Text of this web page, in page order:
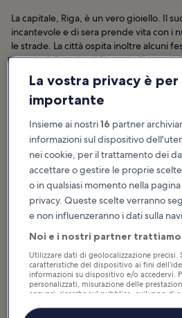
La capitale, Riga, è un vero gioiello. Il
incantevole e di sera prende vita con i
le strade. La città ospita inoltre alcuni
Ammira il Castello di Riga e la Chiesa di
campanile, potrai ammirare dei
vecchia. Altre città che meritano una
Cesis, dove potrai lasciarti incantare
Lettonia: hotel
Quale sarà la tua prossima meta?
Lettonia: le
gettonate
Riga
Riga ha un incantevole centro
storico, attraversato da
pittoresche stradine lastricate.
Qui potrai ammirare edifici
dall'architettura...
La vostra privacy è
importante
Insieme ai nostri16 partner
informazioni sul dispositivo
nei cookie, per il trattamento dei
accettare o gestire le proprie
o in qualsiasi momento nella
privacy. Queste scelte verranno
e non influenzeranno i dati sulla
Noi e i nostri partner
Utilizzare dati di geolocalizzazione precisi.
caratteristiche del dispositivo ai fini
informazioni su dispositivo e/o accedervi.
personalizzati, misurazione delle
annunci, ricerche sul pubblico, sviluppo di
Elenco dei partner (fornitori)